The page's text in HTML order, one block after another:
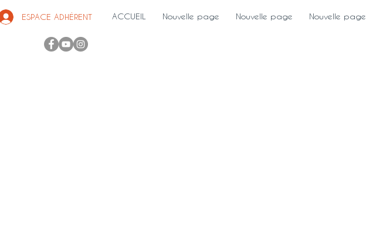
ESPACE ADHÉRENT ACCUEIL Nouvelle page Nouvelle page Nouvelle page